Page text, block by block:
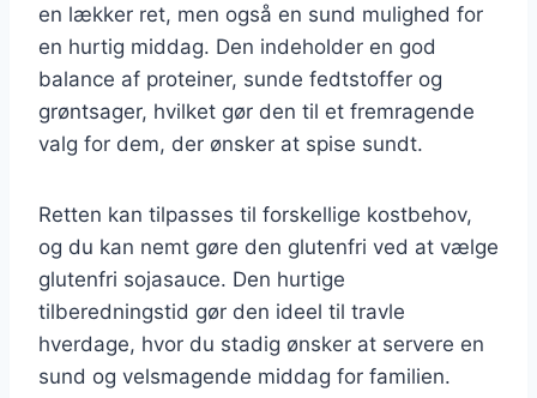
en lækker ret, men også en sund mulighed for
en hurtig middag. Den indeholder en god
balance af proteiner, sunde fedtstoffer og
grøntsager, hvilket gør den til et fremragende
valg for dem, der ønsker at spise sundt.
Retten kan tilpasses til forskellige kostbehov,
og du kan nemt gøre den glutenfri ved at vælge
glutenfri sojasauce. Den hurtige
tilberedningstid gør den ideel til travle
hverdage, hvor du stadig ønsker at servere en
sund og velsmagende middag for familien.